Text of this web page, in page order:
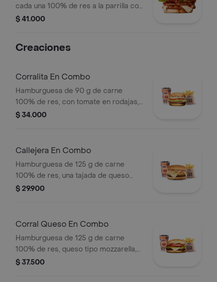
cada una 100% de res a la parrilla con
salsa BBQ, tocineta, queso
tomate y mostaza en pan papa
$ 41.000
Creaciones
Corralita En Combo
Hamburguesa de 90 g de carne
100% de res, con tomate en rodajas,
cebolla en rodajas, lechuga, salsa
pet
$ 34.000
Callejera En Combo
Hamburguesa de 125 g de carne
100% de res, una tajada de queso
tipo mozzarella, papas callejera, salsa
+ bebida PET
$ 29.900
Corral Queso En Combo
Hamburguesa de 125 g de carne
100% de res, queso tipo mozzarella,
tomate en rodajas, cebolla en rodajas,
$ 37.500